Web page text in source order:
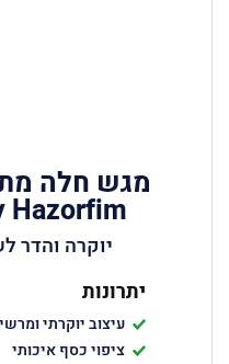
מגש חלה
Hazorfim
יוקרה והדר
יתרונות
עיצוב יוקרתי
ציפוי כסף איכותי